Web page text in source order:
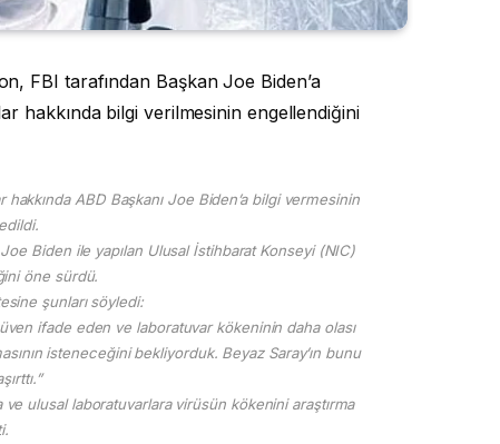
FBI tarafından Başkan Joe Biden’a
hakkında bilgi verilmesinin engellendiğini
ABD Başkanı Joe Biden’a bilgi vermesinin
Joe Biden ile yapılan Ulusal İstihbarat Konseyi (NIC)
öne sürdü.
şunları söyledi:
ifade eden ve laboratuvar kökeninin daha olası
isteneceğini bekliyorduk. Beyaz Saray’ın bunu
ve ulusal laboratuvarlara virüsün kökenini araştırma